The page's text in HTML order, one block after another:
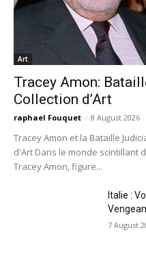
Art
Tracey Amon:
Collection d’Art
raphael Fouquet - 8 August 2026
Tracey Amon et la Bataille
d'Art Dans le monde scintillant
Tracey Amon, figure...
Italie :
7 August